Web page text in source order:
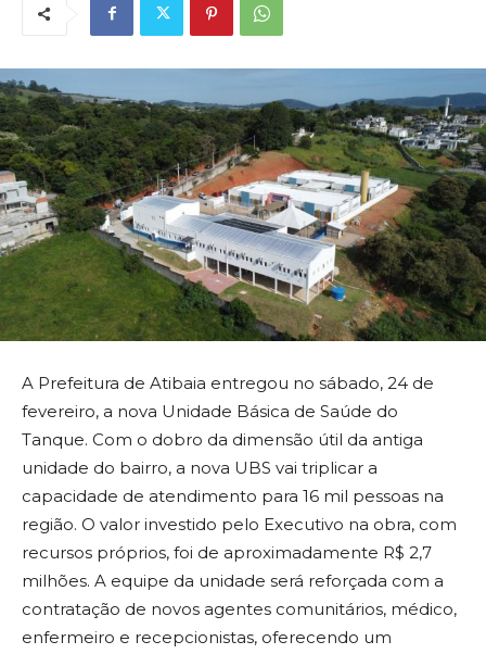
A Prefeitura de Atibaia entregou no sábado, 24 de
fevereiro, a nova Unidade Básica de Saúde do
Tanque. Com o dobro da dimensão útil da antiga
unidade do bairro, a nova UBS vai triplicar a
capacidade de atendimento para 16 mil pessoas na
região. O valor investido pelo Executivo na obra, com
recursos próprios, foi de aproximadamente R$ 2,7
milhões. A equipe da unidade será reforçada com a
contratação de novos agentes comunitários, médico,
enfermeiro e recepcionistas, oferecendo um